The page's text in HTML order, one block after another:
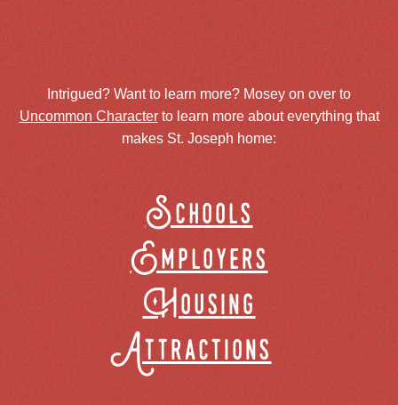
Intrigued? Want to learn more? Mosey on over to
Uncommon Characterto learn more about everything that
makes St. Joseph home:
Schools
Employers
Housing
Attractions